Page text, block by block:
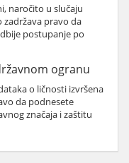
naročito u slučaju
pravo da
postupanje po
ogranu
o ličnosti izvršena
da podnesete
značaja i zaštitu